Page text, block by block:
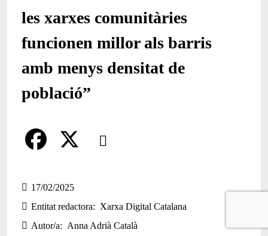
les xarxes comunitàries
funcionen millor als barris
amb menys densitat de
població”
Comparteix
a
c
e
17/02/2025
Entitat redactora
Xarxa Digital Catalana
Autor/a
Anna Adrià Català